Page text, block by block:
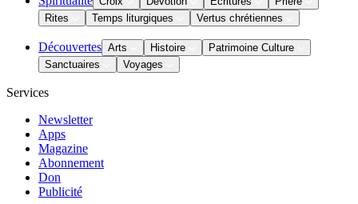
Rites
Temps liturgiques Vertus chrétiennes
Découvertes Arts Histoire
Patrimoine Culture
Sanctuaires
Voyages
Services
Newsletter
Apps
Magazine
Abonnement
Don
Publicité